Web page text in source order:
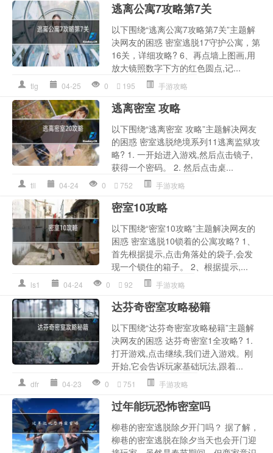
逃离公寓7攻略第7关
以下围绕“逃离公寓7攻略第7关”主题解
决网友的困惑 密室逃脱17守护公寓，第
16关，详细攻略? 6、再点墙上图画,用
放大镜照数字下方的红色圆点,记...
tlg 04-25 0 195 手游攻略
逃离密室 攻略
以下围绕“逃离密室 攻略”主题解决网友
的困惑 密室逃脱绝境系列11逃离监狱攻
略? 1. 一开始进入游戏,然后点击镜子,
获得一个密码。 2. 然后点击桌...
tll 04-24 0 752 手游攻略
密室10攻略
以下围绕“密室10攻略”主题解决网友的
困惑 密室逃脱10锁着的公寓攻略? 1、
首先根据提示,点击角落处的袋子,会发
现一个锁住的箱子。 2、根据提示,...
ls1 04-24 0 92 手游攻略
达芬奇密室攻略秘籍
以下围绕“达芬奇密室攻略秘籍”主题解
决网友的困惑 达芬奇密室1全攻略? 1.
打开游戏,点击继续,我们进入游戏。刚
开始,它会告诉玩家基础玩法,跟着...
dfr 04-23 0 751 手游攻略
过年能玩恐怖密室吗
柳巷的密室逃脱除夕开门吗？ 据了解，
柳巷的密室逃脱在除夕当天也会开门迎